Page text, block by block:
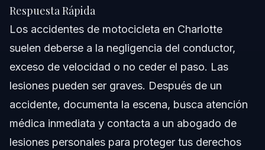
¿Puedo presentar una reclamación si fui parcialmente
accidente de motocicleta en Charlotte?
¿Cómo manejan las compañías de seguros las
reclamaciones por accidente de motocicleta?
motocicleta cerca de Huntersville, NC?
¿Qué opciones legales tengo si resulté herido en un
Respuesta Rápida
Los accidentes de motocicleta en Charlotte
suelen deberse a la negligencia del conductor,
exceso de velocidad o no ceder el paso. Las
lesiones pueden ser graves. Después de un
accidente, documenta la escena, busca atención
médica inmediata y contacta a un abogado de
lesiones personales para proteger tus derechos